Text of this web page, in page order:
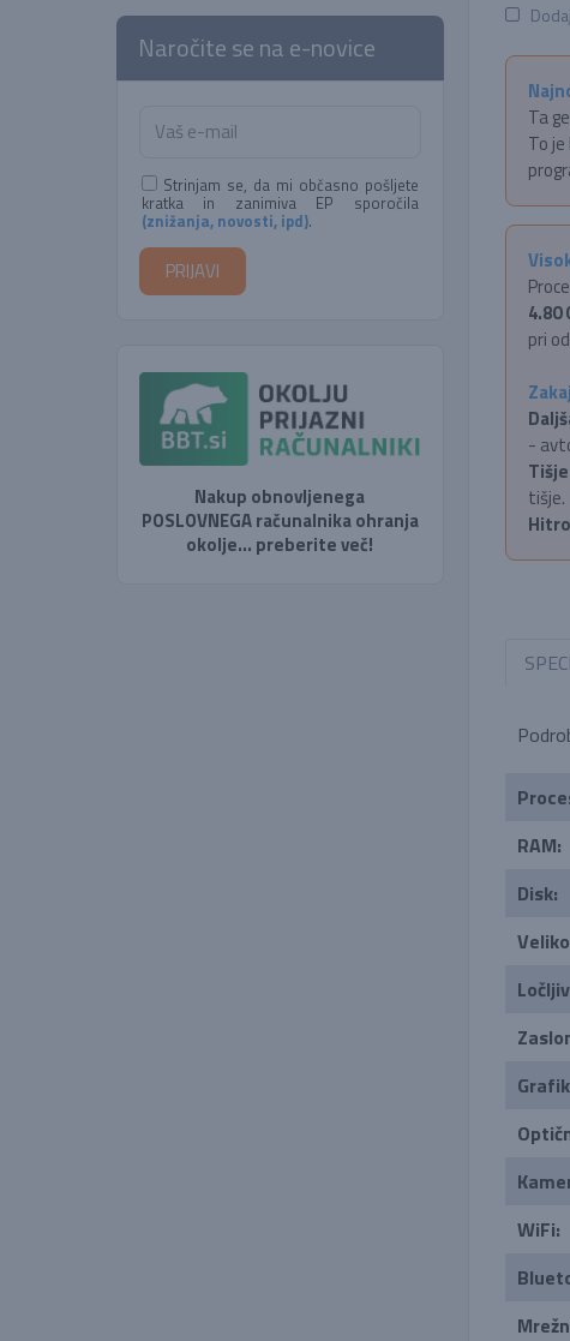
Naročite se na e-novice
Strinjam se, da mi občasno pošljete
kratka in zanimiva EP sporočila
(znižanja, novosti, ipd).
Nakup obnovljenega
POSLOVNEGA računalnika ohranja
okolje... preberite več!
Ta
To
4.80
pri
-
tišje.
RAM:
Disk:
WiFi: